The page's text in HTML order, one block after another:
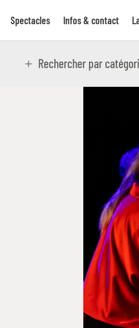
Spectacles Infos & contact
Rechercher par